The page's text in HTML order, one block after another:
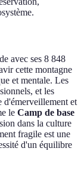
avec ses 8 848
cette montagne
et mentale. Les
et les
d'émerveillement et
le Camp de base
dans la culture
fragile est une
d'un équilibre